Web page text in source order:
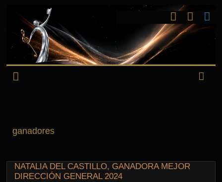
ganadores
NATALIA DEL CASTILLO, GANADORA MEJOR
DIRECCIÓN GENERAL 2024